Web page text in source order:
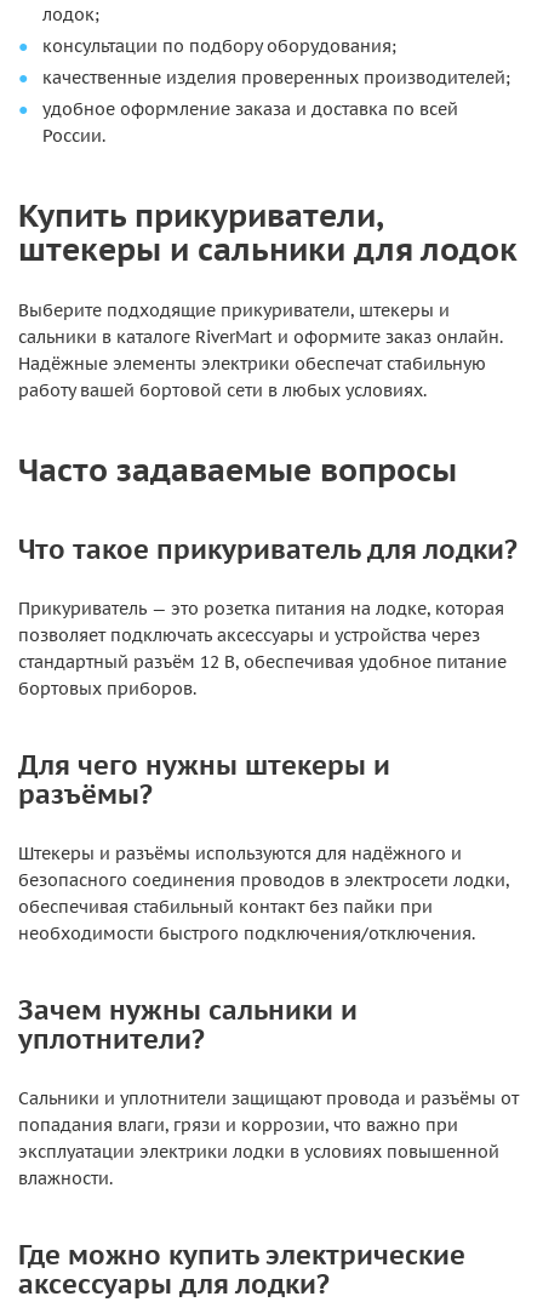
лодок;
консультации по подбору оборудования;
качественные изделия проверенных производителей;
удобное оформление заказа и доставка по всей
России.
Купить прикуриватели,
штекеры и сальники для лодок
Выберите подходящие прикуриватели, штекеры и
сальники в каталоге RiverMart и оформите заказ онлайн.
Надёжные элементы электрики обеспечат стабильную
работу вашей бортовой сети в любых условиях.
Часто задаваемые вопросы
Что такое прикуриватель для лодки?
Прикуриватель — это розетка питания на лодке, которая
позволяет подключать аксессуары и устройства через
стандартный разъём 12 В, обеспечивая удобное питание
бортовых приборов.
Для чего нужны штекеры и
разъёмы?
Штекеры и разъёмы используются для надёжного и
безопасного соединения проводов в электросети лодки,
обеспечивая стабильный контакт без пайки при
необходимости быстрого подключения/отключения.
Зачем нужны сальники и
уплотнители?
Сальники и уплотнители защищают провода и разъёмы от
попадания влаги, грязи и коррозии, что важно при
эксплуатации электрики лодки в условиях повышенной
влажности.
Где можно купить электрические
аксессуары для лодки?